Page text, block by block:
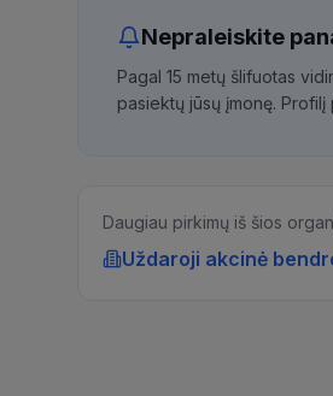
Nepraleiskite
Pagal 15 metų šlifuotas
pasiektų jūsų įmonę.
Daugiau pirkimų iš šios
Uždaroji akcinė